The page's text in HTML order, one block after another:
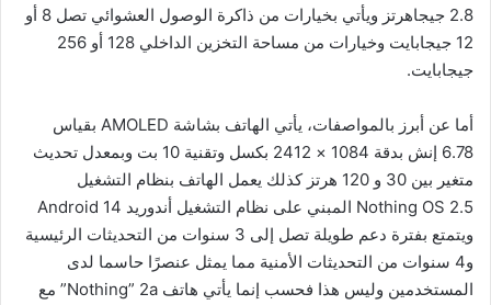
2.8 جيجاهرتز ويأتي بخيارات من ذاكرة الوصول العشوائي تصل 8 أو
12 جيجابايت وخيارات من مساحة التخزين الداخلي 128 أو 256
جيجابايت.
أما عن أبرز بالمواصفات، يأتي الهاتف بشاشة AMOLED بقياس
6.78 إنش بدقة 1084 × 2412 بكسل وتقنية 10 بت وبمعدل تحديث
متغير بين 30 و 120 هرتز كذلك يعمل الهاتف بنظام التشغيل
Nothing OS 2.5 المبني على نظام التشغيل أندوريد Android 14
ويتمتع بفترة دعم طويلة تصل إلى 3 سنوات من التحديثات الرئيسية
و4 سنوات من التحديثات الأمنية مما يمثل عنصرًا حاسما لدى
المستخدمين وليس هذا فحسب إنما يأتي هاتف Nothing” 2a” مع